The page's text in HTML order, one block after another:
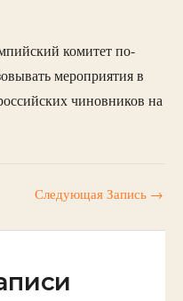
комитет по-
мероприятия в
чиновников на
Следующая Запись →